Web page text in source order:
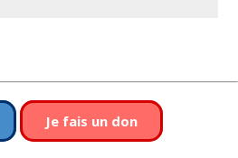
Je fais un don